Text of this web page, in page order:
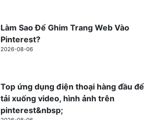
Làm Sao Để Ghim Trang Web Vào
Pinterest?
2026-08-06
Top ứng dụng điện thoại hàng đầu để
tải xuống video, hình ảnh trên
pinterest&nbsp;